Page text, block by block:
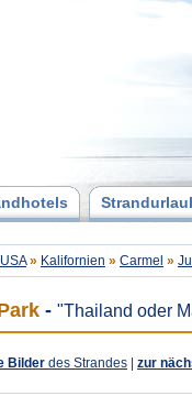
USA » Kalifornien » Carmel »
- "Thailand oder
Bilder des Strandes zur